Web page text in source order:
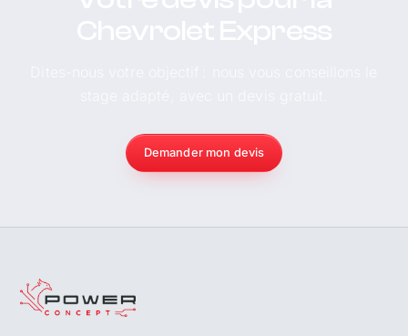
Demander mon devis